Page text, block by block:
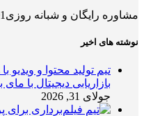
مشاوره رایگان و شبانه روزی09121943801 امیر علیپور
نوشته های اخیر
تیم تولید محتوا و
بازاریابی دیجیتال با مای
جولای 31, 2026